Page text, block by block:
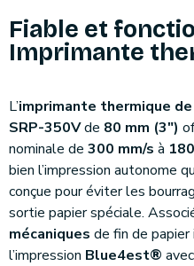
Fiable et
Imprimante
L’imprimante thermique
SRP-350Vde 80 mm (3″)
nominale de 300 mm/s à
bien l’impression autonome
conçue pour éviter les
sortie papier spéciale.
mécaniques de fin de
l’impression Blue4est®